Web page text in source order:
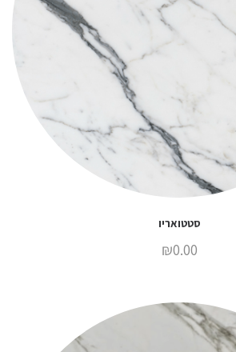
סטטואריו
₪0.00